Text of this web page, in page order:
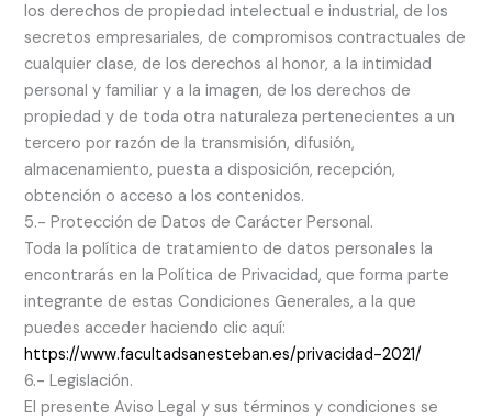
los derechos de propiedad intelectual e industrial, de los
secretos empresariales, de compromisos contractuales de
cualquier clase, de los derechos al honor, a la intimidad
personal y familiar y a la imagen, de los derechos de
propiedad y de toda otra naturaleza pertenecientes a un
tercero por razón de la transmisión, difusión,
almacenamiento, puesta a disposición, recepción,
obtención o acceso a los contenidos.
5.- Protección de Datos de Carácter Personal.
Toda la política de tratamiento de datos personales la
encontrarás en la Política de Privacidad, que forma parte
integrante de estas Condiciones Generales, a la que
puedes acceder haciendo clic aquí:
https://www.facultadsanesteban.es/privacidad-2021/
6.- Legislación.
El presente Aviso Legal y sus términos y condiciones se